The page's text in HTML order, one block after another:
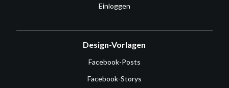
Einloggen
Design-Vorlagen
Facebook-Posts
Facebook-Storys